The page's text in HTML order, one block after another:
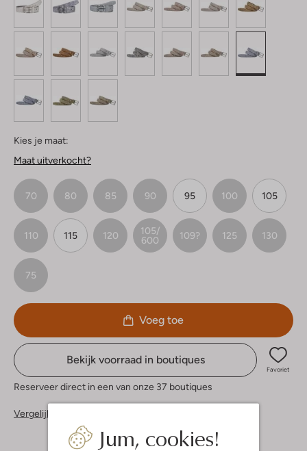
Jum, cookies!
Kies je maat:
Maat uitverkocht?
70 80 85 90 95 100 105
110 115 120
105/
600
109? 125 130
75
Voeg toe
Bekijk voorraad in boutiques
Favoriet
Reserveer direct in een van onze 37 boutiques
Vergelijkbare items